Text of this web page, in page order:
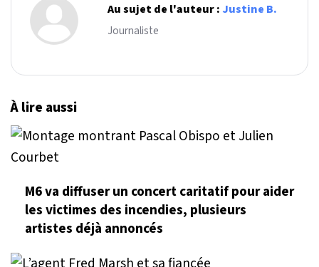
Au sujet de l'auteur : Justine B.
Journaliste
À lire aussi
M6 va diffuser un concert caritatif pour aider
les victimes des incendies, plusieurs
artistes déjà annoncés